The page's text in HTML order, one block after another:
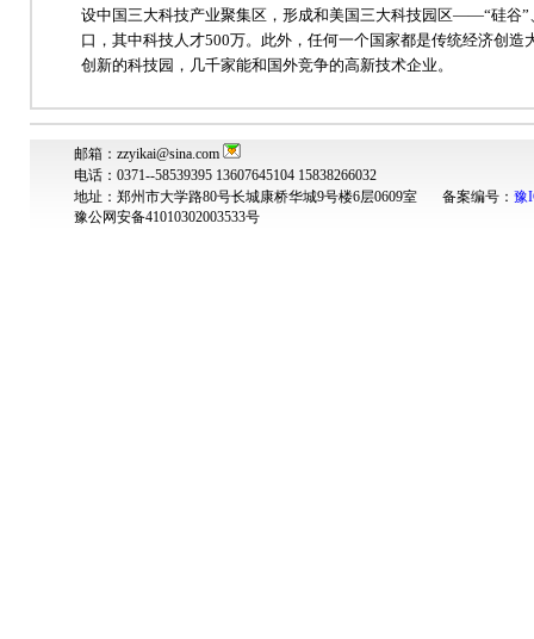
设中国三大科技产业聚集区，形成和美国三大科技园区——“硅谷”
口，其中科技人才500万。此外，任何一个国家都是传统经济创
创新的科技园，几千家能和国外竞争的高新技术企业。
邮箱：zzyikai@sina.com
电话：0371--58539395 13607645104 15838266032
地址：郑州市大学路80号长城康桥华城9号楼6层0609室 备案编号： 豫
豫公网安备41010302003533号